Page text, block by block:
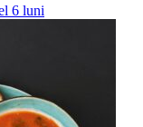
6 luni